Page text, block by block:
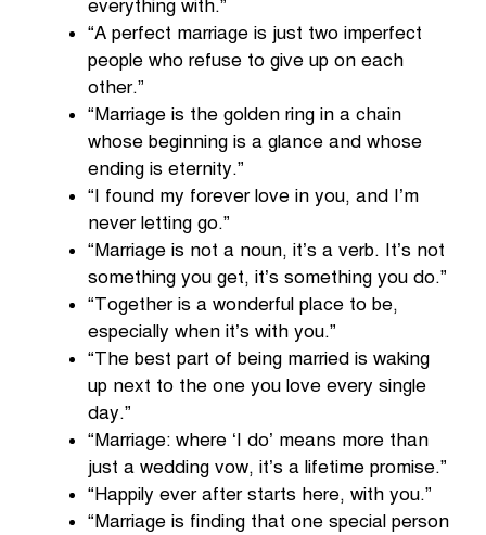
everything with.”
“A perfect marriage is just two imperfect
people who refuse to give up on each
other.”
“Marriage is the golden ring in a chain
whose beginning is a glance and whose
ending is eternity.”
“I found my forever love in you, and I’m
never letting go.”
“Marriage is not a noun, it’s a verb. It’s not
something you get, it’s something you do.”
“Together is a wonderful place to be,
especially when it’s with you.”
“The best part of being married is waking
up next to the one you love every single
day.”
“Marriage: where ‘I do’ means more than
just a wedding vow, it’s a lifetime promise.”
“Happily ever after starts here, with you.”
“Marriage is finding that one special person